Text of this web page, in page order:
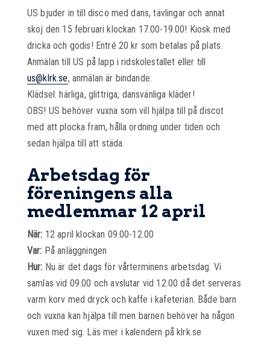
US bjuder in till disco med dans, tävlingar och annat
skoj den 15 februari klockan 17.00-19.00! Kiosk med
dricka och godis! Entré 20 kr som betalas på plats.
Anmälan till US på lapp i ridskolestallet eller till
us@klrk.se, anmälan är bindande.
Klädsel: härliga, glittriga, dansvänliga kläder!
OBS! US behöver vuxna som vill hjälpa till på discot
med att plocka fram, hålla ordning under tiden och
sedan hjälpa till att städa.
Arbetsdag för
föreningens alla
medlemmar 12 april
När: 12 april klockan 09.00-12.00
Var: På anläggningen
Hur: Nu är det dags för vårterminens arbetsdag. Vi
samlas vid 09.00 och avslutar vid 12.00 då det serveras
varm korv med dryck och kaffe i kafeterian. Både barn
och vuxna kan hjälpa till men barnen behöver ha någon
vuxen med sig. Läs mer i kalendern på klrk.se